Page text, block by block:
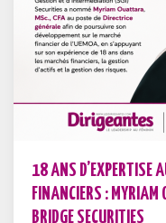
18 ANS D’EXPERTISE
FINANCIERS : MYRIAM
BRIDGE SECURITIES